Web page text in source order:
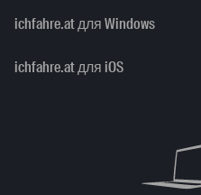
ichfahre.at для Windows
ichfahre.at для iOS